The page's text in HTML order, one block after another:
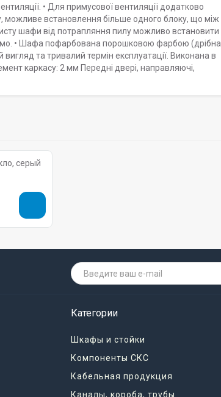
• Для примусової вентиляції додатково
можливе встановлення більше одного блоку, що між
шафи від потрапляння пилу можливо встановити
• Шафа пофарбована порошковою фарбою (дрібна
та тривалий термін експлуатації. Виконана в
каркасу: 2 мм Передні двері, направляючі,
серый
Категории
Шкафы и стойки
Компоненты СКС
Кабельная продукция
Каналы, короба, трубы